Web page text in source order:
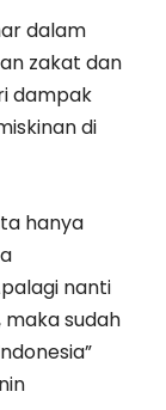
dalam
zakat dan
dampak
di
hanya
nanti
sudah